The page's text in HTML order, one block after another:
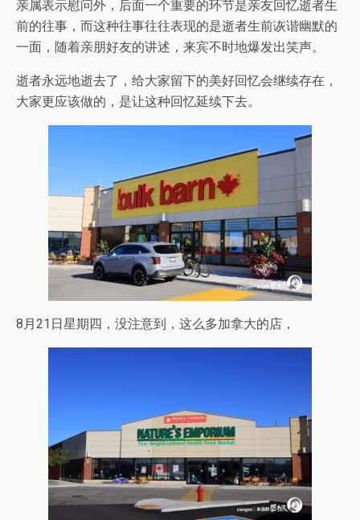
亲属表示慰问外，后面一个重要的环节是亲友回忆逝者生
前的往事，而这种往事往往表现的是逝者生前诙谐幽默的
一面，随着亲朋好友的讲述，来宾不时地爆发出笑声。
逝者永远地逝去了，给大家留下的美好回忆会继续存在，
大家更应该做的，是让这种回忆延续下去。
8月21日星期四，没注意到，这么多加拿大的店，